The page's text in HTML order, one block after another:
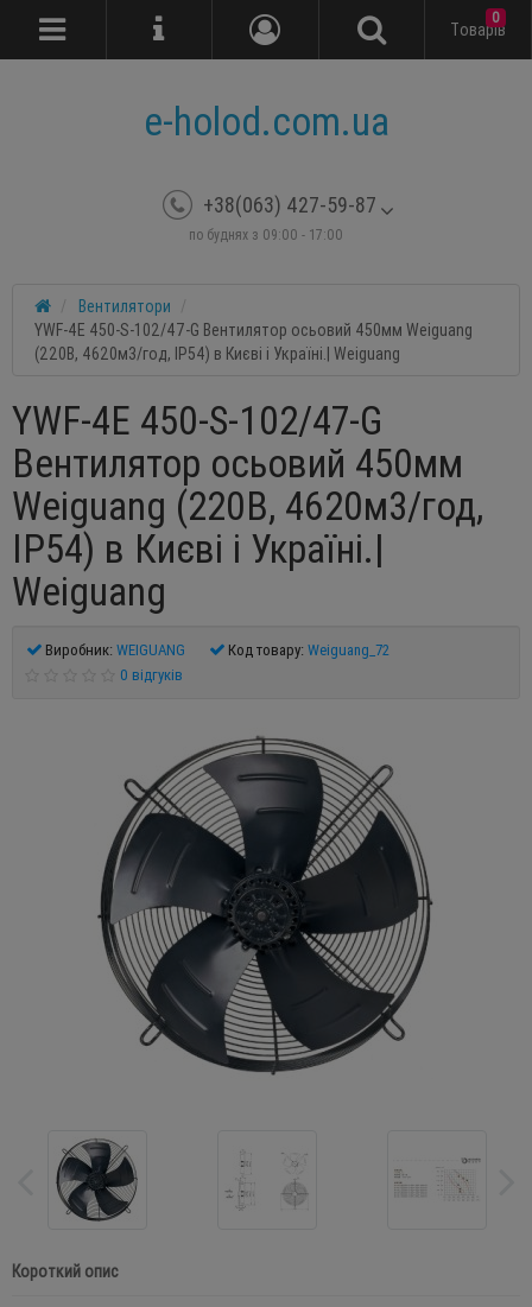
e-holod.com.ua
+38(063) 427-59-87
по буднях з 09:00 - 17:00
Tоварів
0
Вентилятори
YWF-4E 450-S-102/47-G Вентилятор осьовий 450мм Weiguang
(220В, 4620м3/год, IP54) в Києві і Україні.| Weiguang
YWF-4E 450-S-102/47-G
Вентилятор осьовий 450мм
Weiguang (220В, 4620м3/год,
IP54) в Києві і Україні.|
Weiguang
Виробник: WEIGUANG Код товару: Weiguang_72
0 відгуків
Короткий опис